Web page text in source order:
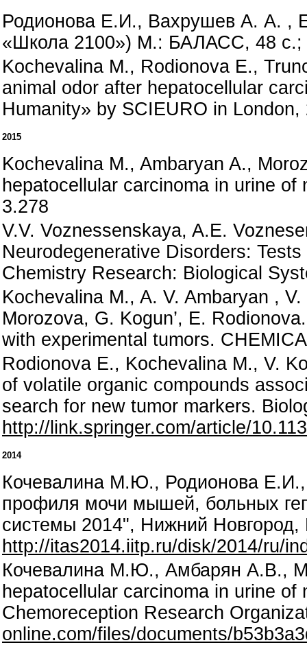
Родионова Е.И., Вахрушев А. А. ,
«Школа 2100») М.: БАЛАСС, 48 c.;
Kochevalina M., Rodionova E.,
animal odor after hepatocellular
Humanity» by SCIEURO in
2015
Kochevalina M., Ambaryan A.,
hepatocellular carcinoma in urine
3.278
V.V. Voznessenskaya, A.E.
Neurodegenerative Disorders:
Chemistry Research: Biological
Kochevalina M., A. V. Ambaryan ,
Morozova, G. Kogun’, E.
with experimental tumors.
Rodionova E., Kochevalina M., V.
of volatile organic compounds
search for new tumor markers.
http://link.springer.com/article/
2014
Кочевалина М.Ю., Родионова
профиля мочи мышей, больных
системы 2014", Нижний
http://itas2014.iitp.ru/disk/2014/ru/
Кочевалина М.Ю., Амбарян А.В.,
hepatocellular carcinoma in urine
Chemoreception Research
online.com/files/documents/